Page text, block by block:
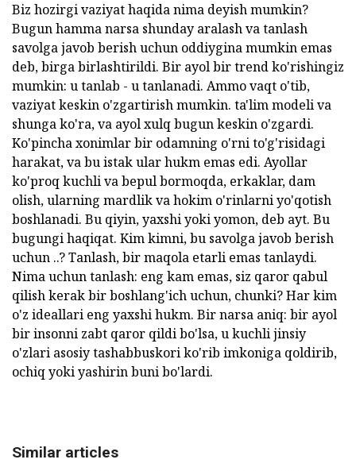
Biz hozirgi vaziyat haqida nima deyish mumkin?
Bugun hamma narsa shunday aralash va tanlash
savolga javob berish uchun oddiygina mumkin emas
deb, birga birlashtirildi. Bir ayol bir trend ko'rishingiz
mumkin: u tanlab - u tanlanadi. Ammo vaqt o'tib,
vaziyat keskin o'zgartirish mumkin. ta'lim modeli va
shunga ko'ra, va ayol xulq bugun keskin o'zgardi.
Ko'pincha xonimlar bir odamning o'rni to'g'risidagi
harakat, va bu istak ular hukm emas edi. Ayollar
ko'proq kuchli va bepul bormoqda, erkaklar, dam
olish, ularning mardlik va hokim o'rinlarni yo'qotish
boshlanadi. Bu qiyin, yaxshi yoki yomon, deb ayt. Bu
bugungi haqiqat. Kim kimni, bu savolga javob berish
uchun ..? Tanlash, bir maqola etarli emas tanlaydi.
Nima uchun tanlash: eng kam emas, siz qaror qabul
qilish kerak bir boshlang'ich uchun, chunki? Har kim
o'z ideallari eng yaxshi hukm. Bir narsa aniq: bir ayol
bir insonni zabt qaror qildi bo'lsa, u kuchli jinsiy
o'zlari asosiy tashabbuskori ko'rib imkoniga qoldirib,
ochiq yoki yashirin buni bo'lardi.
Similar articles